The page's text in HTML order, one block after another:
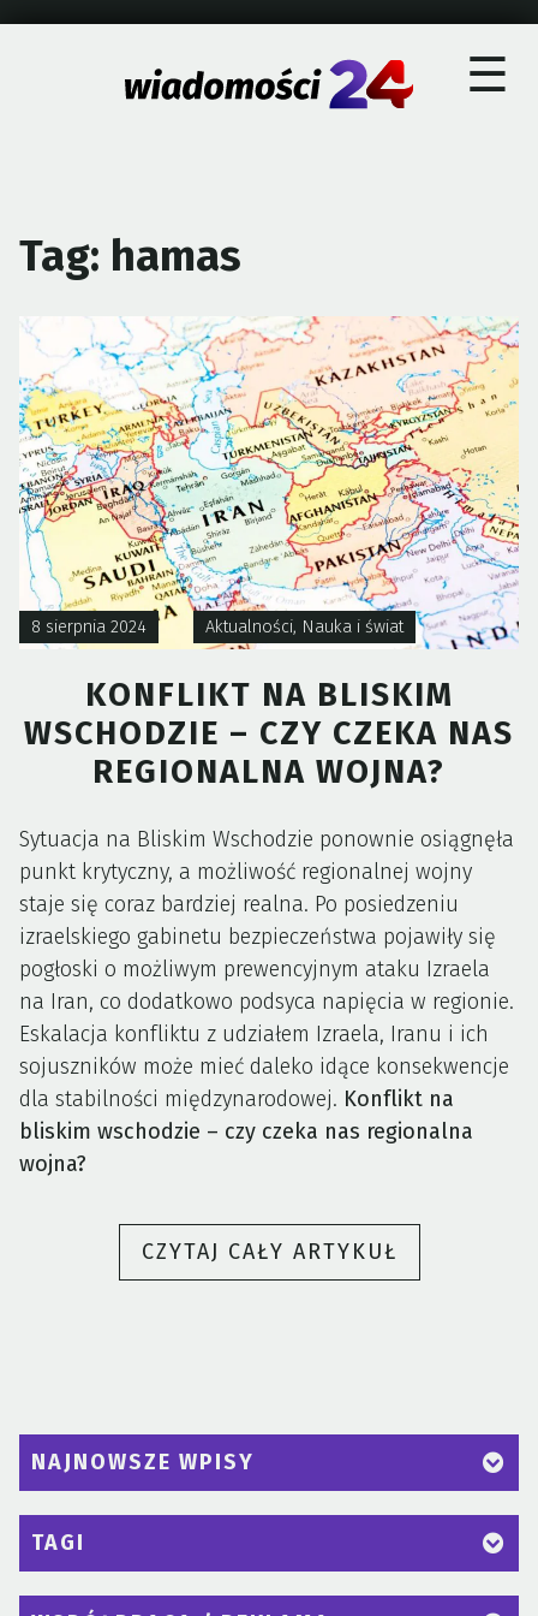
☰
×
Tag: hamas
8 sierpnia 2024 Aktualności, Nauka i świat
KONFLIKT NA BLISKIM
WSCHODZIE – CZY CZEKA NAS
REGIONALNA WOJNA?
Sytuacja na Bliskim Wschodzie ponownie osiągnęła
punkt krytyczny, a możliwość regionalnej wojny
staje się coraz bardziej realna. Po posiedzeniu
izraelskiego gabinetu bezpieczeństwa pojawiły się
pogłoski o możliwym prewencyjnym ataku Izraela
na Iran, co dodatkowo podsyca napięcia w regionie.
Eskalacja konfliktu z udziałem Izraela, Iranu i ich
sojuszników może mieć daleko idące konsekwencje
dla stabilności międzynarodowej. Konflikt na
bliskim wschodzie – czy czeka nas regionalna
wojna?
CZYTAJ CAŁY ARTYKUŁ
NA
WOJNA?”
NAJNOWSZE WPISY
TAGI